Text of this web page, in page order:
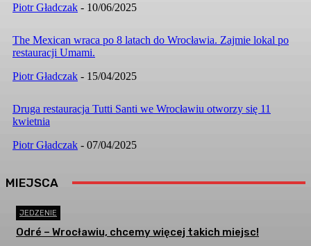
Piotr Gładczak - 10/06/2025
The Mexican wraca po 8 latach do Wrocławia. Zajmie lokal po
restauracji Umami.
Piotr Gładczak - 15/04/2025
Druga restauracja Tutti Santi we Wrocławiu otworzy się 11
kwietnia
Piotr Gładczak - 07/04/2025
MIEJSCA
JEDZENIE
Odré – Wrocławiu, chcemy więcej takich miejsc!